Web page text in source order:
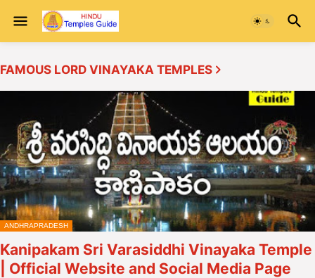
FAMOUS LORD VINAYAKA TEMPLES
ANDHRAPRADESH
Kanipakam Sri Varasiddhi Vinayaka Temple
| Official Website and Social Media Page